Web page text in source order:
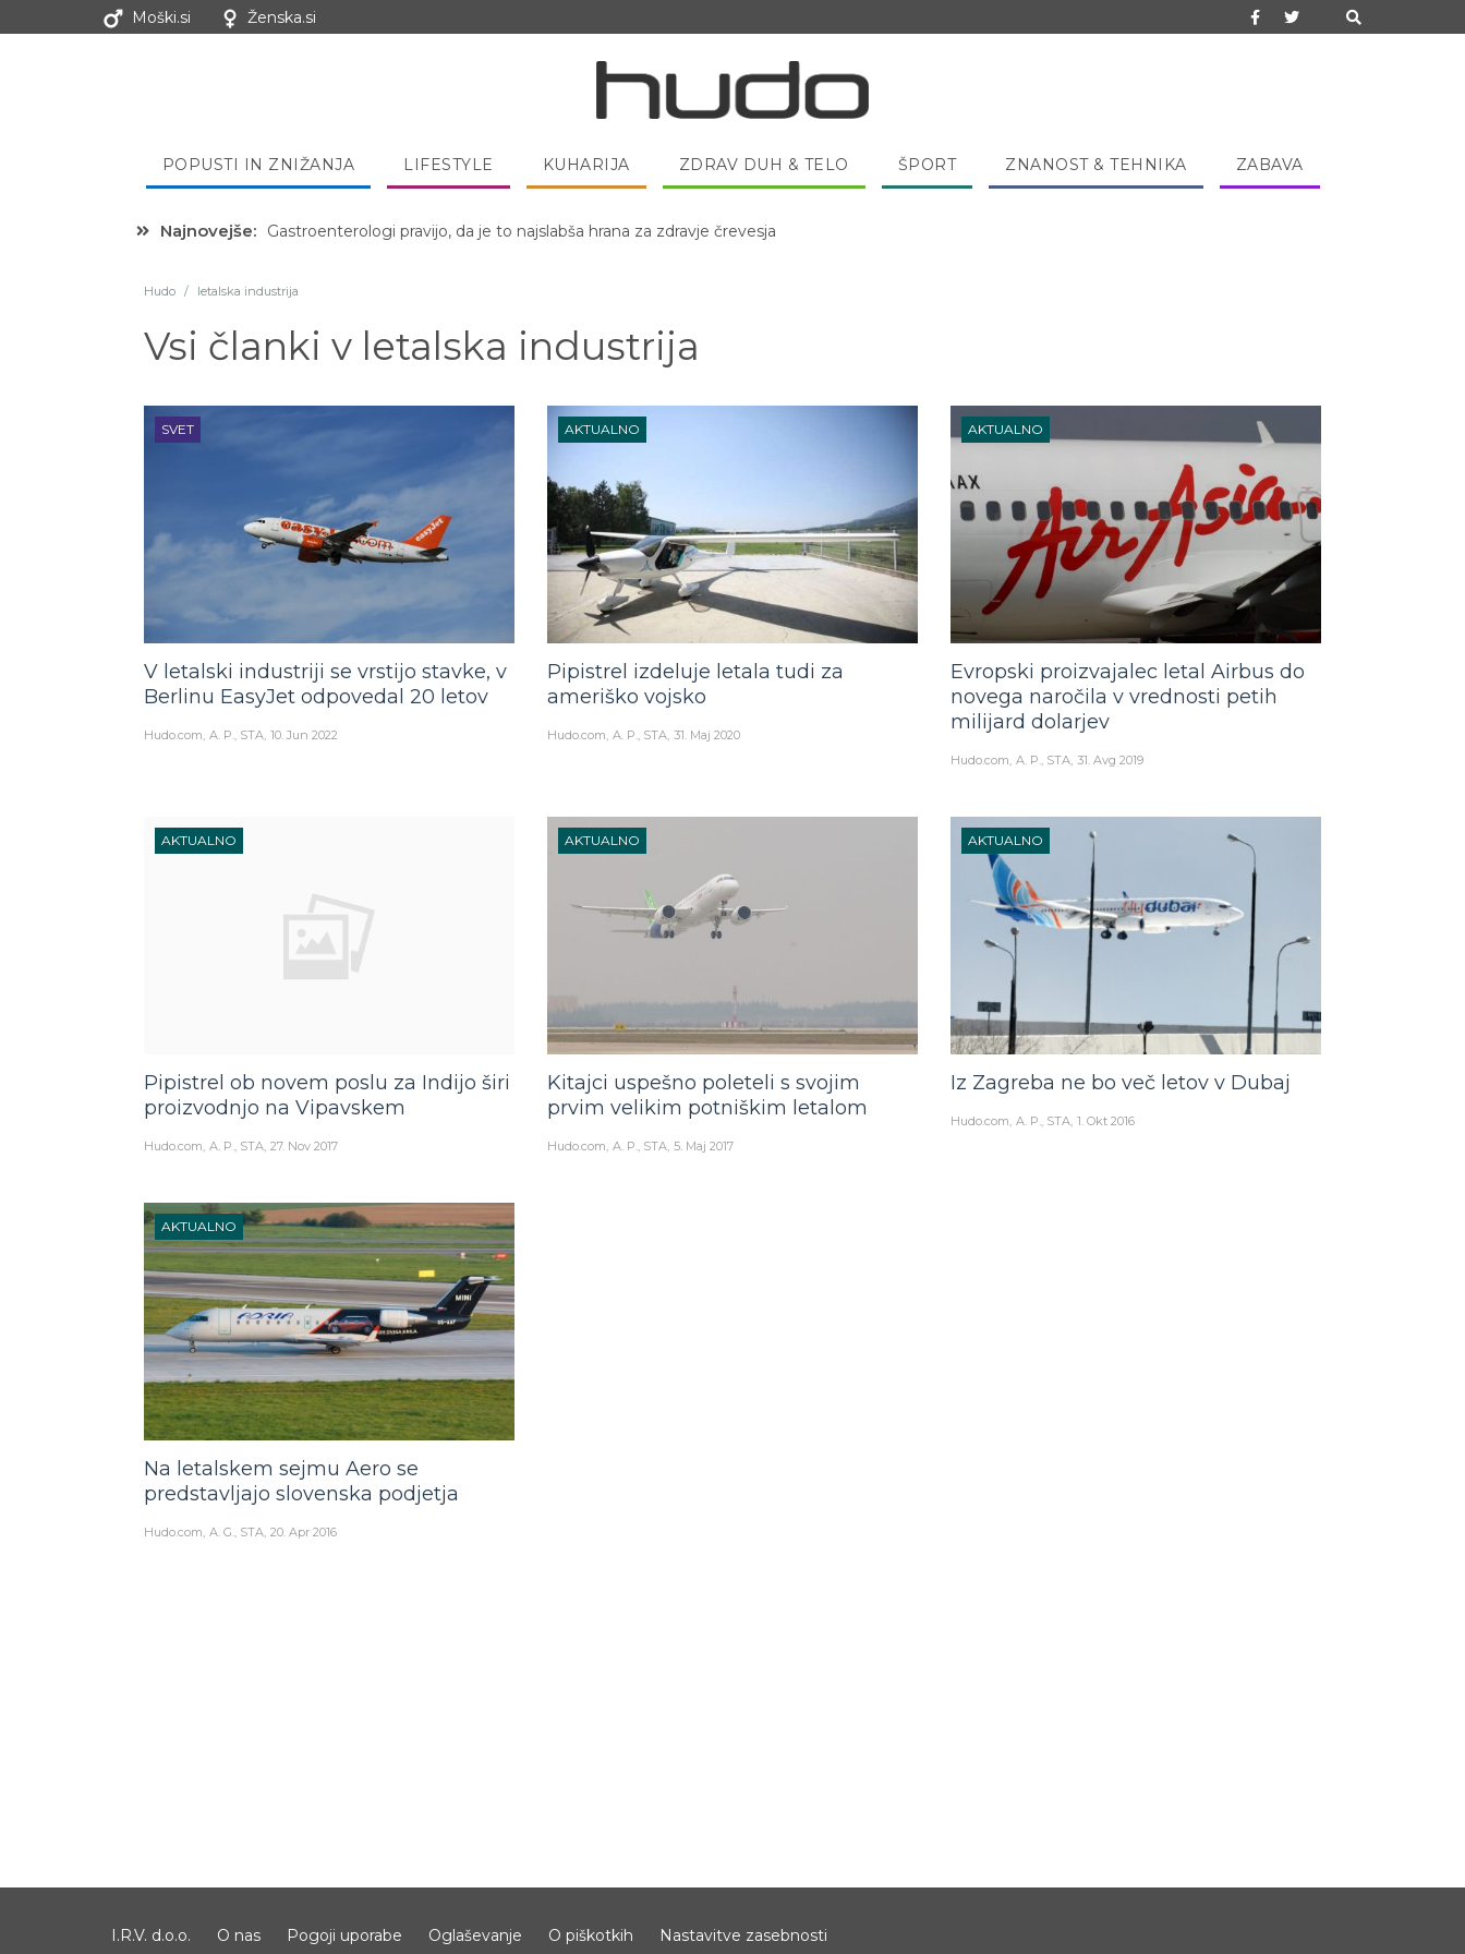
Moški.si Ženska.si
POPUSTI IN ZNIŽANJA LIFESTYLE KUHARIJA ZDRAV DUH & TELO ŠPORT ZNANOST & TEHNIKA ZABAVA
Najnovejše:
Gastroenterologi pravijo, da je to najslabša hrana za zdravje črevesja
Hudo / letalska industrija
Vsi članki v letalska industrija
SVET
V letalski industriji se vrstijo stavke, v
Berlinu EasyJet odpovedal 20 letov
Hudo.com A. P., STA 10. Jun 2022
AKTUALNO
Pipistrel izdeluje letala tudi za
ameriško vojsko
Hudo.com A. P., STA 31. Maj 2020
AKTUALNO
Evropski proizvajalec letal Airbus do
novega naročila v vrednosti petih
milijard dolarjev
Hudo.com A. P., STA 31. Avg 2019
AKTUALNO
Pipistrel ob novem poslu za Indijo širi
proizvodnjo na Vipavskem
Hudo.com A. P., STA 27. Nov 2017
AKTUALNO
Kitajci uspešno poleteli s svojim
prvim velikim potniškim letalom
Hudo.com A. P., STA 5. Maj 2017
AKTUALNO
Iz Zagreba ne bo več letov v Dubaj
Hudo.com A. P., STA 1. Okt 2016
AKTUALNO
Na letalskem sejmu Aero se
predstavljajo slovenska podjetja
Hudo.com A. G., STA 20. Apr 2016
I.R.V. d.o.o. O nas Pogoji uporabe Oglaševanje O piškotkih Nastavitve zasebnosti